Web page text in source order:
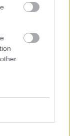
tud lenni: